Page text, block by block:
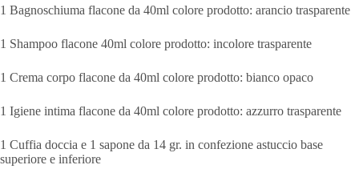
1 Bagnoschiuma flacone da 40ml colore prodotto: arancio trasparente
1 Shampoo flacone 40ml colore prodotto: incolore trasparente
1 Crema corpo flacone da 40ml colore prodotto: bianco opaco
1 Igiene intima flacone da 40ml colore prodotto: azzurro trasparente
1 Cuffia doccia e 1 sapone da 14 gr. in confezione astuccio base
superiore e inferiore